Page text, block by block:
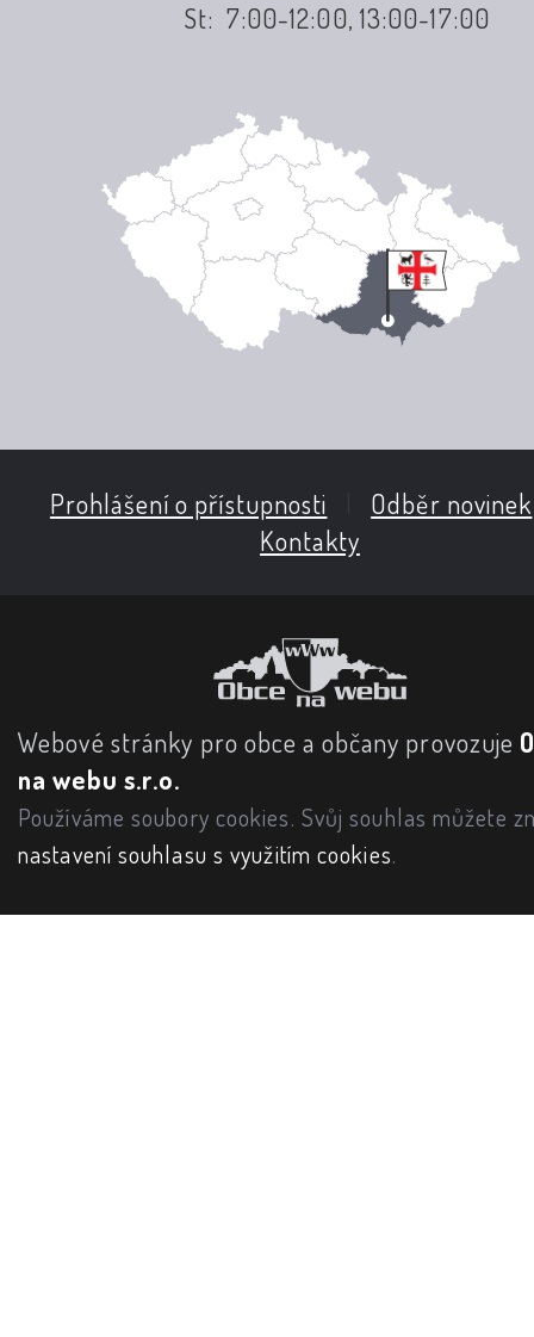
St: 7:00-12:00, 13:00-17:00
Prohlášení o přístupnosti Odběr novinek
Kontakty
Webové stránky pro obce a občany provozuje
na webu s.r.o.
Používáme soubory cookies. Svůj souhlas můžete
nastavení souhlasu s využitím cookies.